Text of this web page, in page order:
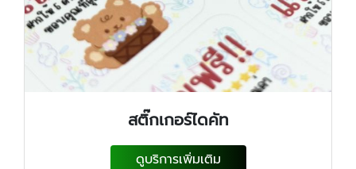
สติ๊กเกอร์ไดคัท
ดูบริการเพิ่มเติม